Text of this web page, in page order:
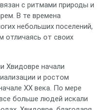
с ритмами природы и
В те времена
небольших поселений,
отличаясь от своих
Хвидовре начали
и ростом
XX века. По мере
больше людей искали